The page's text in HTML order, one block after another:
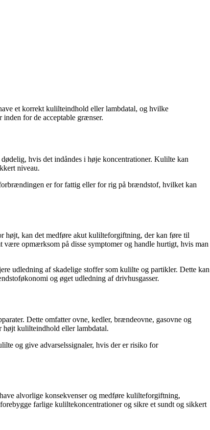
et korrekt kulilteindhold eller lambdatal, og hvilke
for de acceptable grænser.
hvis det indåndes i høje koncentrationer. Kulilte kan
niveau.
er for fattig eller for rig på brændstof, hvilket kan
højt, kan det medføre akut kulilteforgiftning, der kan føre til
opmærksom på disse symptomer og handle hurtigt, hvis man
udledning af skadelige stoffer som kulilte og partikler. Dette kan
og øget udledning af drivhusgasser.
Dette omfatter ovne, kedler, brændeovne, gasovne og
højt kulilteindhold eller lambdatal.
og give advarselssignaler, hvis der er risiko for
alvorlige konsekvenser og medføre kulilteforgiftning,
farlige kuliltekoncentrationer og sikre et sundt og sikkert